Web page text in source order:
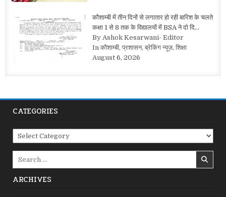
कौशाम्बी में तीन दिनों से लगातार हो रही बारिश के चलते
कक्षा 1 से 8 तक के विद्यालयों में BSA ने दो दि…
By Ashok Kesarwani- Editor
In कौशाम्बी, प्रशासन, ब्रेकिंग न्यूज़, शिक्षा
August 6, 2026
CATEGORIES
Categories
ARCHIVES